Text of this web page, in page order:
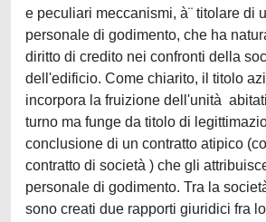
e peculiari meccanismi, à¨ titolare di
personale di godimento, che ha
diritto di credito nei confronti della
dell'edificio. Come chiarito, il titolo
incorpora la fruizione dell'unità
turno ma funge da titolo di
conclusione di un contratto atipico
contratto di società ) che gli
personale di godimento. Tra la
sono creati due rapporti giuridici fra